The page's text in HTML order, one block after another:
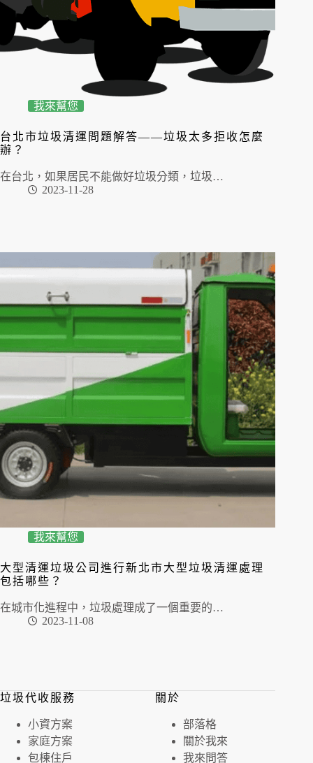
我來幫您
台北市垃圾清運問題解答——垃圾太多拒收怎麼
辦？
在台北，如果居民不能做好垃圾分類，垃圾…
2023-11-28
我來幫您
大型清運垃圾公司進行新北市大型垃圾清運處理
包括哪些？
在城市化進程中，垃圾處理成了一個重要的…
2023-11-08
垃圾代收服務
⼩資⽅案
家庭⽅案
包棟住戶
關於
部落格
關於我來
我來問答